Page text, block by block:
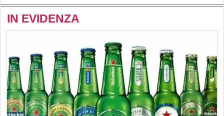
IN EVIDENZA